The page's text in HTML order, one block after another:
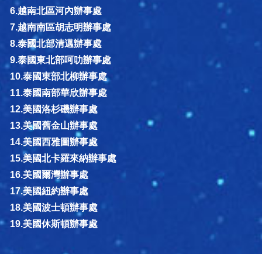
6.越南北區河內辦事處
7.越南南區胡志明辦事處
8.泰國北部清邁辦事處
9.泰國東北部呵叻辦事處
10.泰國東部北柳辦事處
11.泰國南部華欣辦事處
12.美國洛杉磯辦事處
13.美國舊金山辦事處
14.美國西雅圖辦事處
15.美國北卡羅來納辦事處
16.美國爾灣辦事處
17.美國紐約辦事處
18.美國波士頓辦事處
19.美國休斯頓辦事處